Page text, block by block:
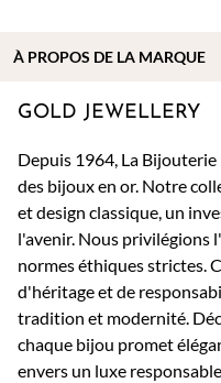
GOLD JEWELLERY
Depuis 1964, La
des bijoux en or. Notre
et design classique, un
l'avenir. Nous privilégions
normes éthiques strictes.
d'héritage et de
tradition et modernité.
chaque bijou promet
envers un luxe
À PROPOS DE LA MARQUE